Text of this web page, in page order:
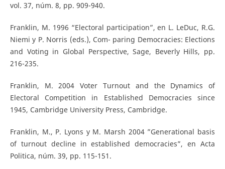
vol. 37, núm. 8, pp. 909-940.
Franklin, M. 1996 “Electoral participation”, en L. LeDuc, R.G.
Niemi y P. Norris (eds.), Com- paring Democracies: Elections
and Voting in Global Perspective, Sage, Beverly Hills, pp.
216-235.
Franklin, M. 2004 Voter Turnout and the Dynamics of
Electoral Competition in Established Democracies since
1945, Cambridge University Press, Cambridge.
Franklin, M., P. Lyons y M. Marsh 2004 ”Generational basis
of turnout decline in established democracies”, en Acta
Politica, núm. 39, pp. 115-151.